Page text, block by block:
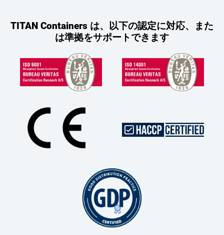
TITAN Containers は、以下の認定に対応、また
は準拠をサポートできます